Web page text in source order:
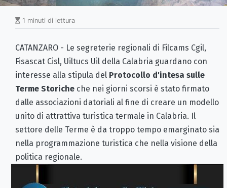
1 minuti di lettura
CATANZARO - Le segreterie regionali di Filcams Cgil,
Fisascat Cisl, Uiltucs Uil della Calabria guardano con
interesse alla stipula del Protocollo d'intesa sulle
Terme Storiche che nei giorni scorsi è stato firmato
dalle associazioni datoriali al fine di creare un modello
unito di attrattiva turistica termale in Calabria. Il
settore delle Terme è da troppo tempo emarginato sia
nella programmazione turistica che nella visione della
politica regionale.